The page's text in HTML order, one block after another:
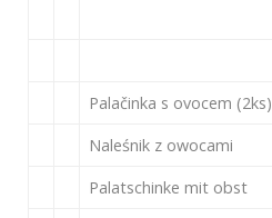
Palačinka s ovocem (2ks)
Naleśnik z owocami
Palatschinke mit obst